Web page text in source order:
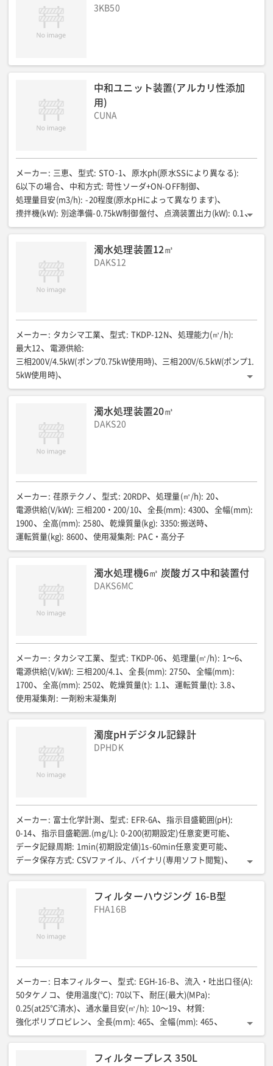
ユニットB 全幅(mm)
3300
3KB50
中和ユニット装置(アルカリ性添加
用)
CUNA
メーカー : 三恵 型式: STO-1 原水ph(原水SSにより異なる):
6以下の場合
中和方式: 苛性ソーダ+ON-OFF制御
処理量目安(m3/h): -20程度(原水pHによって異なります)
攪拌機(kW): 別途準備-0.75kW制御盤付 点滴装置出力(kW): 0.1
添加量(ml/min): -500 総電源容量(V/kW): 200/0.85
乾燥質量(kg): 80
濁水処理装置12㎥
DAKS12
メーカー : タカシマ工業 型式: TKDP-12N 処理能力(㎥/h):
最大12
電源供給:
三相200V/4.5kW(ポンプ0.75kW使用時)、三相200V/6.5kW(ポンプ1.
5kW使用時)
全長(mm): 2000 全幅(mm): 3700 全高(mm): 2500 重量(kg):
濁水処理装置20㎥
DAKS20
メーカー : 荏原テクノ 型式: 20RDP 処理量(㎥/h): 20
電源供給(V/kW): 三相200・200/10 全長(mm): 4300 全幅(mm):
1900
全高(mm): 2580 乾燥質量(kg): 3350:搬送時
運転質量(kg): 8600 使用凝集剤 : PAC・高分子
濁水処理機6㎥ 炭酸ガス中和装置付
DAKS6MC
メーカー : タカシマ工業 型式: TKDP-06 処理量(㎥/h): 1〜6
電源供給(V/kW): 三相200/4.1 全長(mm): 2750 全幅(mm):
1700
全高(mm): 2502 乾燥質量(t): 1.1 運転質量(t): 3.8
使用凝集剤 : 一剤粉末凝集剤
濁度pHデジタル記録計
DPHDK
メーカー : 富士化学計測 型式: EFR-6A 指示目盛範囲(pH):
0-14
指示目盛範囲.(mg/L): 0-200(初期設定)任意変更可能
データ記録周期 : 1min(初期設定値)1s-60min任意変更可能
データ保存方式: CSVファイル、バイナリ(専用ソフト閲覧)
周囲温度(℃): 0-50 周囲湿度(%): 20-80RH(結露無きこと)
全高(mm) 260 付属品:
2GB SDカード1枚付属
フィルターハウジング 16-B型
FHA16B
メーカー : 日本フィルター 型式: EGH-16-B 流入・吐出口径(A):
50タケノコ
使用温度(℃): 70以下 耐圧(最大)(MPa):
0.25(at25℃清水)
通水量目安(㎥/h): 10〜19 材質:
強化ポリプロピレン
全長(mm): 465 全幅(mm): 465
全高 スタンド含む(mm): 1275 質量(kg): 26
フィルタープレス 350L